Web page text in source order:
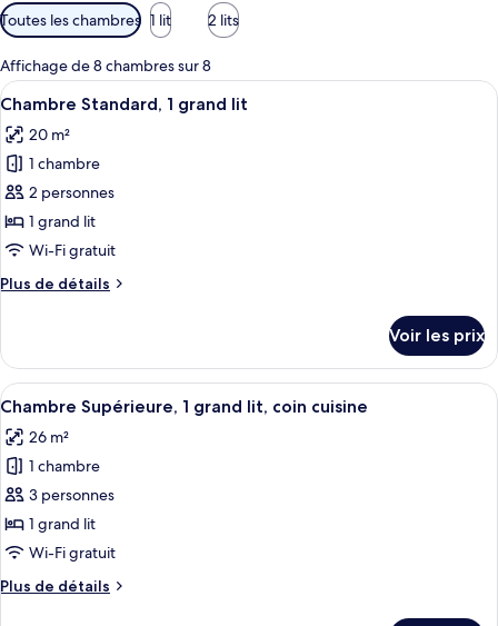
Filtres
disponibles
pour
les
chambres
Toutes les chambres 1 lit 2 lits
Affichage de 8 chambres sur 8
Afficher
toutes
les
photos
pour
ce
type
chambre :
grand
lit
Une chambre d’hôtel avec un lit, un
6
Chambre Standard, 1 grand lit
20 m²
1 chambre
2 personnes
1 grand lit
Wi-Fi gratuit
Plus de détails
Plus
le
type
de
Chambre
Standard,
grand
lit
Voir les prix
Afficher
toutes
les
photos
pour
ce
type
chambre :
Une chambre d’hôtel avec un grand
9
Chambre Supérieure, 1 grand lit, coin cuisine
26 m²
1 chambre
3 personnes
1 grand lit
Wi-Fi gratuit
Plus de détails
Plus